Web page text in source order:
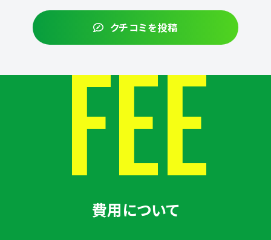
クチコミを投稿
FEE
費用について